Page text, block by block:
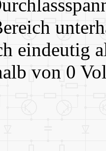
eindeutig
von 0